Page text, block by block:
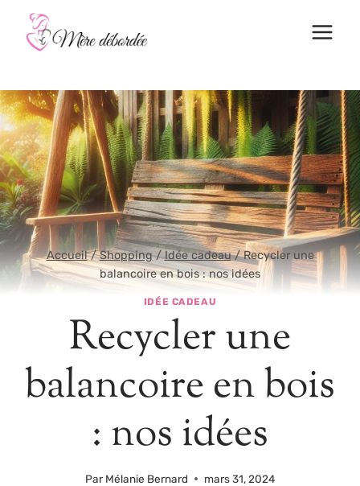
contenu
Accueil / Shopping / Idée cadeau / Recycler une
balancoire en bois : nos idées
IDÉE CADEAU
Recycler une
balancoire en bois
: nos idées
Par Mélanie Bernard mars 31, 2024